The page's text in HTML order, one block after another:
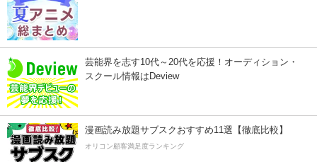
芸能界を志す10代～20代を応援！オーディション・
スクール情報はDeview
漫画読み放題サブスクおすすめ11選【徹底比較】
オリコン顧客満足度ランキング